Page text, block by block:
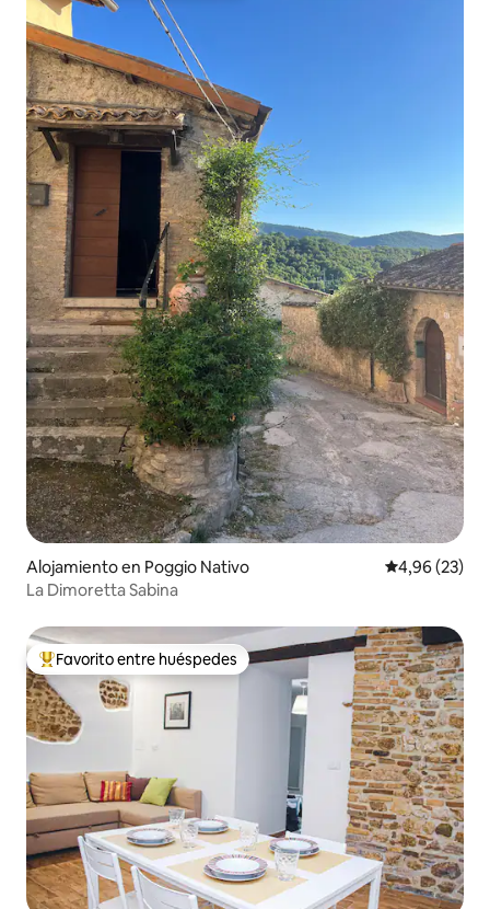
Alojamiento en Poggio Nativo Calificación
4,96 (23)
La Dimoretta Sabina
Favorito entre los huéspedes más destacados
Favorito entre huéspedes